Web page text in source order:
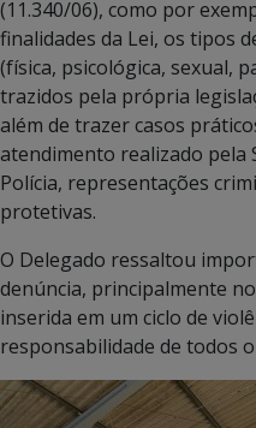
(11.340/06), como por
finalidades da Lei, os tipos
(física, psicológica, sexual,
trazidos pela própria
além de trazer casos
atendimento realizado pela
Polícia, representações
protetivas.
O Delegado ressaltou
denúncia, principalmente
inserida em um ciclo de
responsabilidade de todos